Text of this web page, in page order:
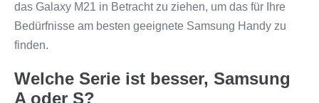
das Galaxy M21 in Betracht zu ziehen, um das für Ihre
Bedürfnisse am besten geeignete Samsung Handy zu
finden.
Welche Serie ist besser, Samsung
A oder S?